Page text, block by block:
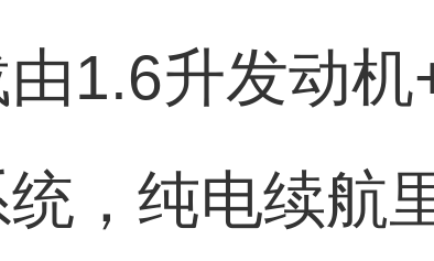
1.6升发动
，纯电续航